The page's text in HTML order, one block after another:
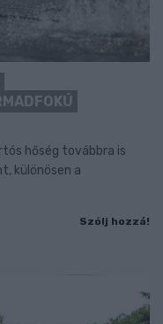
hőség továbbra is
különösen a
Szólj hozzá!